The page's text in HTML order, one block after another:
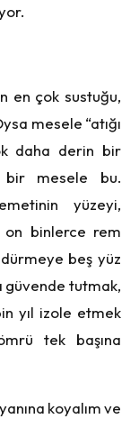
en çok sustuğu,
mesele “atığı
daha derin bir
mesele bu.
yüzeyi,
on binlerce rem
beş yüz
güvende tutmak,
yıl izole etmek
tek başına
koyalım ve